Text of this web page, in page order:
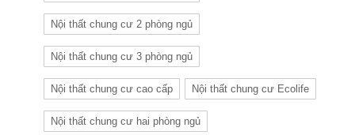
Nội thất chung cư 2 phòng ngủ
Nội thất chung cư 3 phòng ngủ
Nội thất chung cư cao cấp Nội thất chung cư Ecolife
Nội thất chung cư hai phòng ngủ